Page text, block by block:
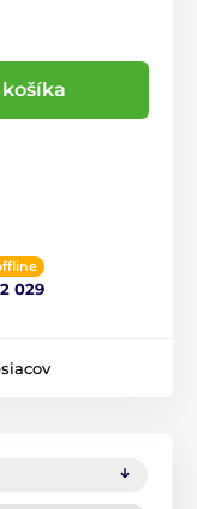
košíka
029